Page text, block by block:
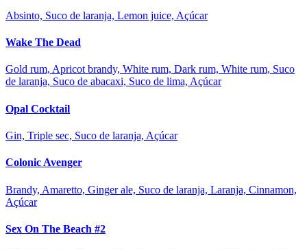
Absinto, Suco de laranja, Lemon juice, Açúcar
Wake The Dead
Gold rum, Apricot brandy, White rum, Dark rum, White rum, Suco
de laranja, Suco de abacaxi, Suco de lima, Açúcar
Opal Cocktail
Gin, Triple sec, Suco de laranja, Açúcar
Colonic Avenger
Brandy, Amaretto, Ginger ale, Suco de laranja, Laranja, Cinnamon,
Açúcar
Sex On The Beach #2